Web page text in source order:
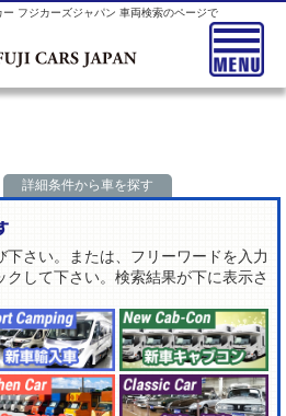
フジカーズジャパン 車両検索のページで
詳細条件から車を探す
下さい。または、フリーワードを入力
クして下さい。検索結果が下に表示さ